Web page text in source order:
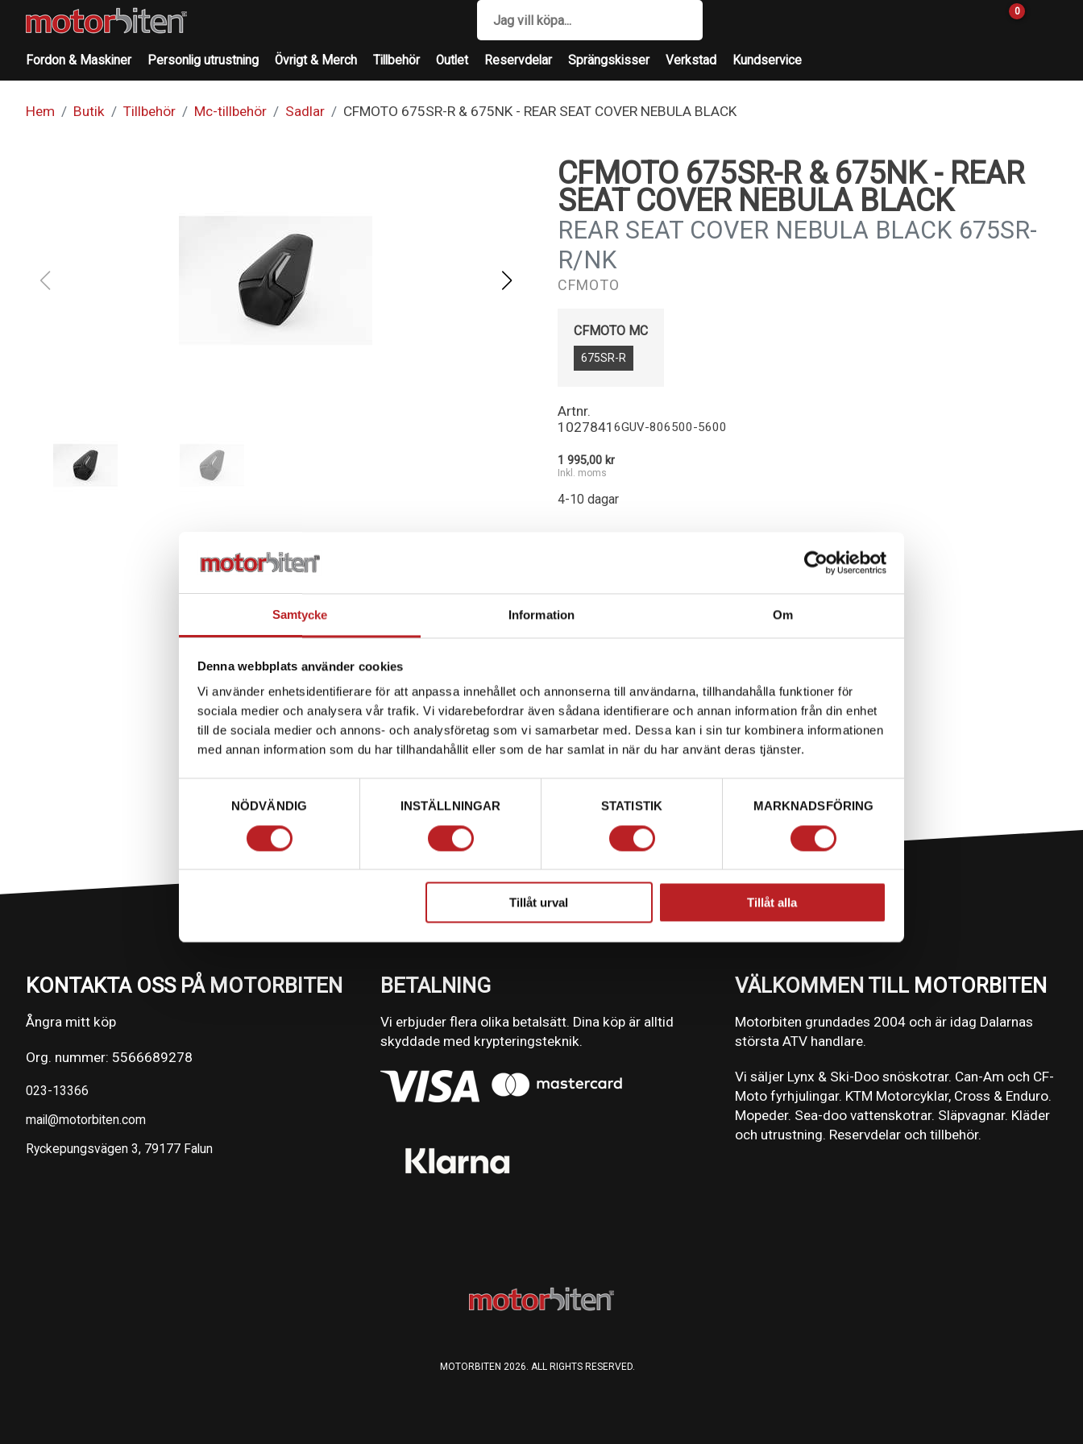
Samtycke Information Om
Denna webbplats använder cookies
Vi använder enhetsidentifierare för att anpassa innehållet och annonserna till användarna, tillhandahålla funktioner för
sociala medier och analysera vår trafik. Vi vidarebefordrar även sådana identifierare och annan information från din enhet
till de sociala medier och annons- och analysföretag som vi samarbetar med. Dessa kan i sin tur kombinera informationen
med annan information som du har tillhandahållit eller som de har samlat in när du har använt deras tjänster.
NÖDVÄNDIG
INSTÄLLNINGAR STATISTIK MARKNADSFÖRING
Tillåt urval Tillåt alla
0
Fordon & Maskiner Personlig utrustning Övrigt & Merch Tillbehör Outlet Reservdelar Sprängskisser Verkstad Kundservice
Hem Butik Tillbehör Mc-tillbehör Sadlar CFMOTO 675SR-R & 675NK - REAR SEAT COVER NEBULA BLACK
CFMOTO 675SR-R & 675NK - REAR
SEAT COVER NEBULA BLACK
REAR SEAT COVER NEBULA BLACK 675SR-
R/NK
CFMOTO
CFMOTO MC
675SR-R
Artnr.
1027841 6GUV-806500-5600
1 995,00 kr
Inkl. moms
4-10 dagar
675SR-R
675NK
KONTAKTA OSS PÅ MOTORBITEN
Ångra mitt köp
Org. nummer: 5566689278
023-13366
mail@motorbiten.com
Ryckepungsvägen 3, 79177 Falun
BETALNING
Vi erbjuder flera olika betalsätt. Dina köp är alltid
skyddade med krypteringsteknik.
VÄLKOMMEN TILL MOTORBITEN
Motorbiten grundades 2004 och är idag Dalarnas
största ATV handlare.
Vi säljer Lynx & Ski-Doo snöskotrar. Can-Am och CF-
Moto fyrhjulingar. KTM Motorcyklar, Cross & Enduro.
Mopeder. Sea-doo vattenskotrar. Släpvagnar. Kläder
och utrustning. Reservdelar och tillbehör.
MOTORBITEN 2026. ALL RIGHTS RESERVED.